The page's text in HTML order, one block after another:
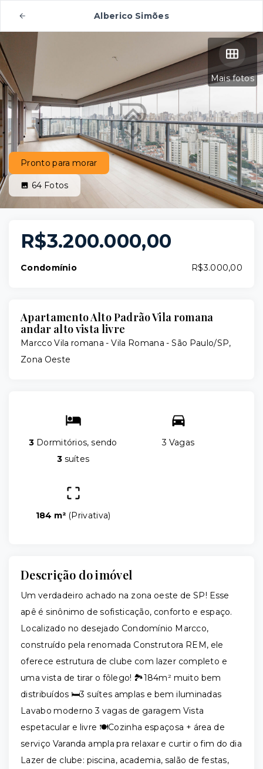
Alberico Simões
Mais fotos
Pronto para morar
64 Fotos
R$3.200.000,00
Condomínio R$3.000,00
Apartamento Alto Padrão Vila romana
andar alto vista livre
Marcco Vila romana -Vila Romana - São Paulo/SP,
Zona Oeste
3 Dormitórios, sendo
3suítes
3 Vagas
184 m² (Privativa)
Descrição do imóvel
Um verdadeiro achado na zona oeste de SP! Esse
apê é sinônimo de sofisticação, conforto e espaço.
Localizado no desejado Condomínio Marcco,
construído pela renomada Construtora REM, ele
oferece estrutura de clube com lazer completo e
uma vista de tirar o fôlego! 🏞️184m² muito bem
distribuídos 🛏️3 suítes amplas e bem iluminadas
Lavabo moderno 3 vagas de garagem Vista
espetacular e livre 🍽️Cozinha espaçosa + área de
serviço Varanda ampla pra relaxar e curtir o fim do dia
Lazer de clube: piscina, academia, salão de festas,